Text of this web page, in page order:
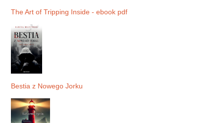
The Art of Tripping Inside - ebook pdf
Bestia z Nowego Jorku